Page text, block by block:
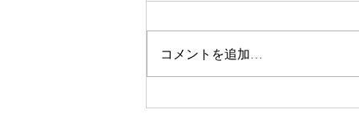
祈りの恵みの現れ 36-2
コメントを追加…